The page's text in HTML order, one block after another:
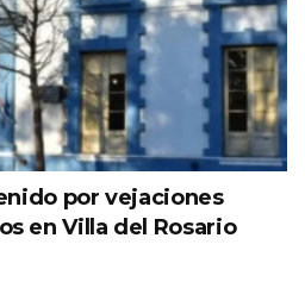
por vejaciones
en Villa del Rosario